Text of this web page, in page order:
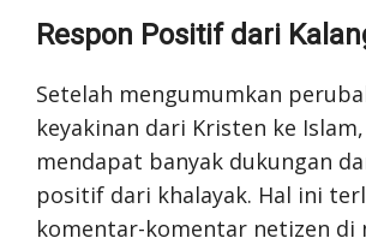
Respon Positif dari
Setelah mengumumkan
keyakinan dari Kristen ke
mendapat banyak dukungan
positif dari khalayak. Hal ini
komentar-komentar netizen di